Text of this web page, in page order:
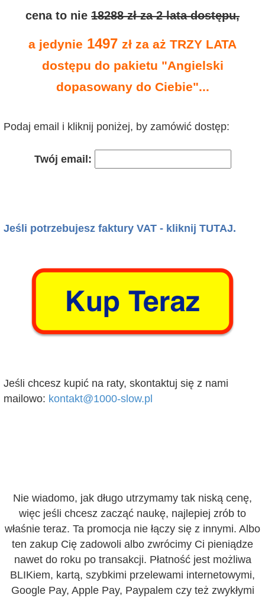
cena to nie 18288 zł za 2 lata dostępu,
a jedynie 1497 zł za aż TRZY LATA
dostępu do pakietu "Angielski
dopasowany do Ciebie"...
Podaj email i kliknij poniżej, by zamówić dostęp:
Twój email:
Jeśli potrzebujesz faktury VAT - kliknij TUTAJ.
Jeśli chcesz kupić na raty, skontaktuj się z nami
mailowo: kontakt@1000-slow.pl
Nie wiadomo, jak długo utrzymamy tak niską cenę,
więc jeśli chcesz zacząć naukę, najlepiej zrób to
właśnie teraz. Ta promocja nie łączy się z innymi. Albo
ten zakup Cię zadowoli albo zwrócimy Ci pieniądze
nawet do roku po transakcji. Płatność jest możliwa
BLIKiem, kartą, szybkimi przelewami internetowymi,
Google Pay, Apple Pay, Paypalem czy też zwykłymi